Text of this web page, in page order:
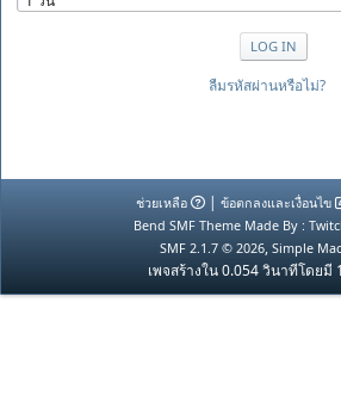
ลืมรหัสผ่านหรือไม่?
ช่วยเหลือ | ข้อตกลงและเงื่อนไข
Bend SMF Theme Made By :
SMF 2.1.7 © 2026, Simple
เพจสร้างใน 0.054 วินาทีโดยมี